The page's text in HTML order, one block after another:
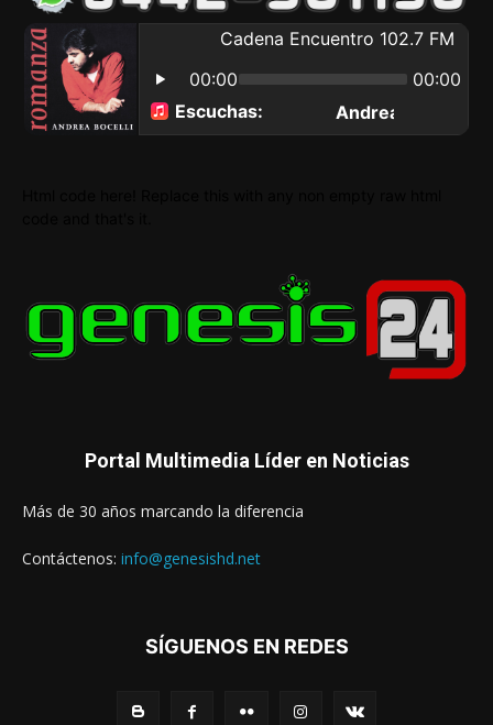
Portal Multimedia Líder en Noticias
Más de 30 años marcando la diferencia
Contáctenos: info@genesishd.net
SÍGUENOS EN REDES